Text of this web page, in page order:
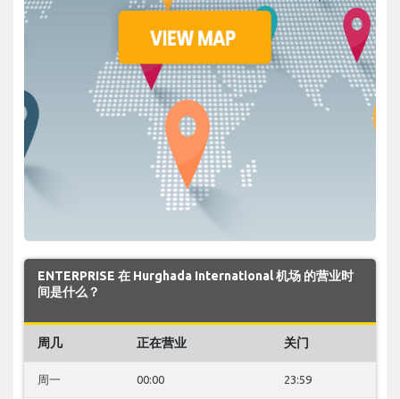
ENTERPRISE 在 Hurghada International 机场 的营业时
间是什么？
周几 正在营业 关门
周一 00:00 23:59